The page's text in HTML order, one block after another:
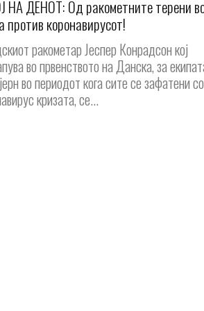
НА ДЕНОТ: Од ракометните терени
против коронавирусот!
ракометар Јеспер Конрадсон кој
во првенството на Данска, за
во периодот кога сите се зафатени со
кризата, се...